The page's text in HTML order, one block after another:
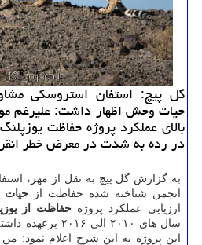
گل پیچ: استفان استروسكی
حیات وحش اظهار داشت: علیرغم
بالای عملكرد پروژه حفاظت
در رده به شدت در معرض خطر
به گزارش گل پیچ به نقل از مهر،
انجمن شناخته شده حفاظت از
ارزیابی عملكرد پروژه حفاظت از
سال های ۲۰۱۰ الی
این پروژه به این شرح اعلام نمود: